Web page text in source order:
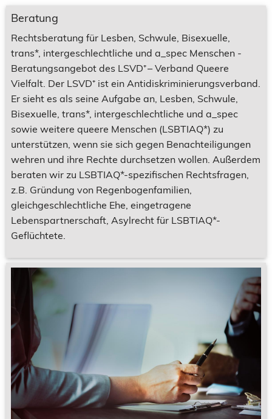
Beratung
Rechtsberatung für Lesben, Schwule, Bisexuelle,
trans*, intergeschlechtliche und a_spec Menschen -
Beratungsangebot des LSVD⁺ – Verband Queere
Vielfalt. Der LSVD⁺ ist ein Antidiskriminierungsverband.
Er sieht es als seine Aufgabe an, Lesben, Schwule,
Bisexuelle, trans*, intergeschlechtliche und a_spec
sowie weitere queere Menschen (LSBTIAQ*) zu
unterstützen, wenn sie sich gegen Benachteiligungen
wehren und ihre Rechte durchsetzen wollen. Außerdem
beraten wir zu LSBTIAQ*-spezifischen Rechtsfragen,
z.B. Gründung von Regenbogenfamilien,
gleichgeschlechtliche Ehe, eingetragene
Lebenspartnerschaft, Asylrecht für LSBTIAQ*-
Geflüchtete.